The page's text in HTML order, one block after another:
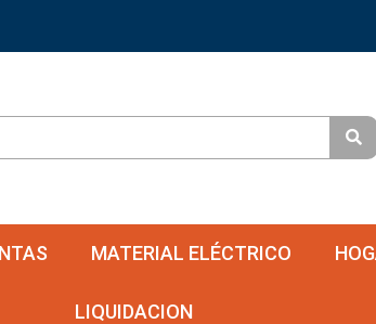
MATERIAL ELÉCTRICO
LIQUIDACION